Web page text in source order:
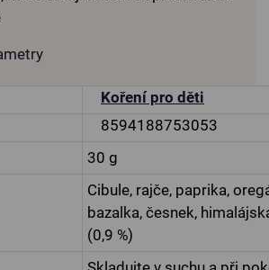
Koření pro děti
8594188753053
30 g
Cibule, rajče, paprika,
bazalka, česnek,
(0,9 %)